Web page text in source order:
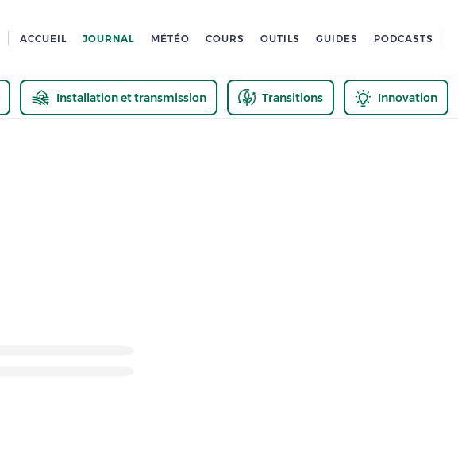
ACCUEIL JOURNAL MÉTÉO COURS OUTILS GUIDES PODCASTS
Installation et transmission Transitions Innovation